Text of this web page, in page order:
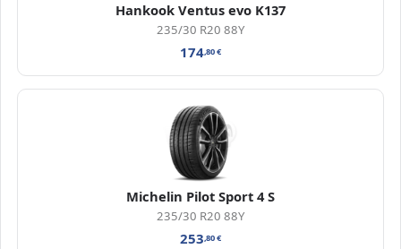
Hankook Ventus evo K137
235/30 R20 88Y
174,80€
Michelin Pilot Sport 4 S
235/30 R20 88Y
253,80€